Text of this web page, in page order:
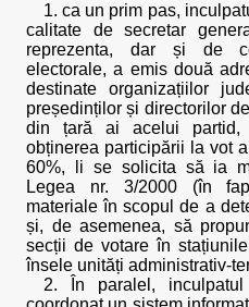
1. ca un prim pas,
calitate de secretar
reprezenta, dar și de
electorale, a emis două
destinate organizațiilor
președinților și directorilor
din țară ai acelui partid,
obținerea participării la vot
60%, li se solicita să ia
Legea nr. 3/2000 (în
materiale în scopul de a
și, de asemenea, să
secții de votare în
însele unități administrativ-
2. În paralel,